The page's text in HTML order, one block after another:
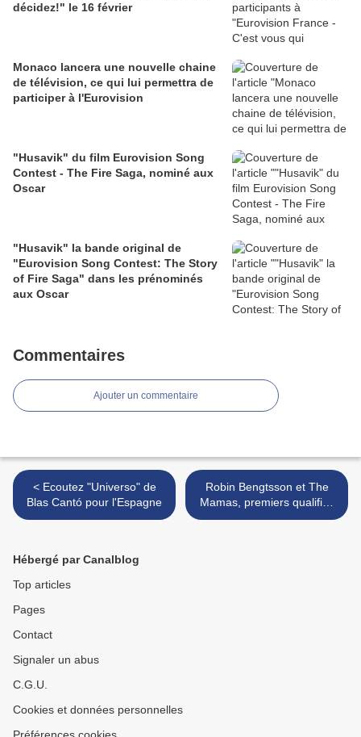
décidez!" le 16 février
Monaco lancera une nouvelle chaine
de télévision, ce qui lui permettra de
participer à l'Eurovision
"Husavik" du film Eurovision Song
Contest - The Fire Saga, nominé aux
Oscar
"Husavik" la bande original de
"Eurovision Song Contest: The Story
of Fire Saga" dans les prénominés
aux Oscar
Commentaires
Ajouter un commentaire
< Ecoutez "Universo" de
Blas Cantó pour l'Espagne
Robin Bengtsson et The
Mamas, premiers qualifiés
pour la finale suédoise >
Hébergé par Canalblog
Top articles
Pages
Contact
Signaler un abus
C.G.U.
Cookies et données personnelles